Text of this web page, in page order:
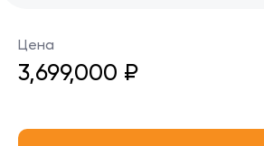
Цена
3,699,000 ₽